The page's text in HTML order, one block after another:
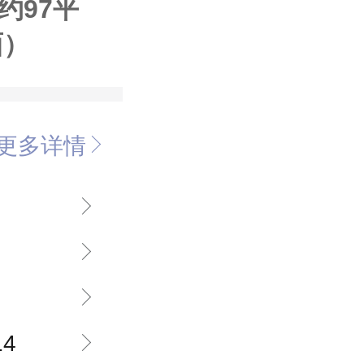
97平
多详情